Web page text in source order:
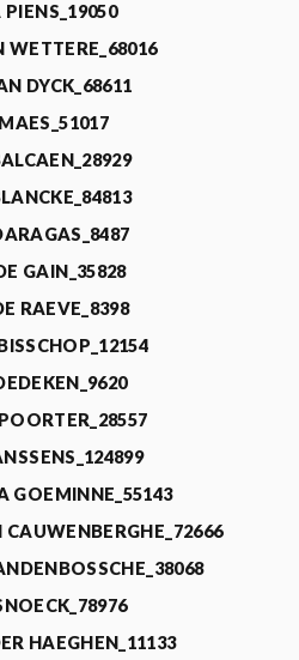
WETTERE_68016
DYCK_68611
GAIN_35828
RAEVE_8398
GOEMINNE_55143
HAEGHEN_11133